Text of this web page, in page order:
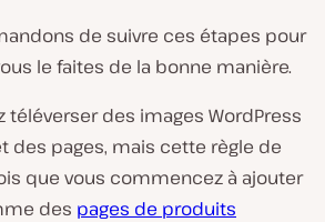
de suivre ces étapes pour
le faites de la bonne manière.
téléverser des images WordPress
des pages, mais cette règle de
que vous commencez à ajouter
des pages de produits